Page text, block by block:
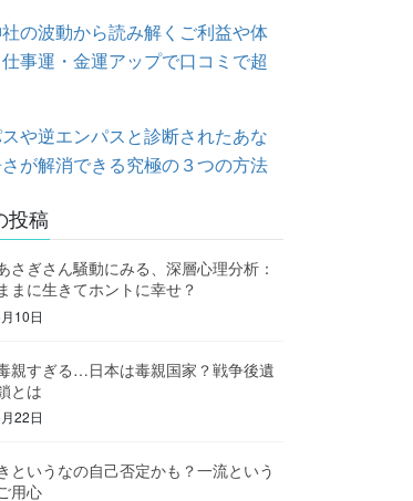
の波動から読み解くご利益や体
事運・金運アップで口コミで超
や逆エンパスと診断されたあな
が解消できる究極の３つの方法
投稿
さぎさん騒動にみる、深層心理分析：
まに生きてホントに幸せ？
10日
親すぎる…日本は毒親国家？戦争後遺
とは
22日
というなの自己否定かも？一流という
用心